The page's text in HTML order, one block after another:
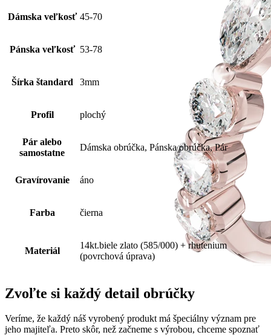
Dámska veľkosť 45-70
Pánska veľkosť 53-78
Šírka štandard 3mm
Profil plochý
Pár alebo
samostatne
Dámska obrúčka, Pánska obrúčka, Pár
Gravírovanie áno
Farba čierna
Materiál
14kt.biele zlato (585/000) + rhutenium
(povrchová úprava)
Zvoľte si každý detail obrúčky
Veríme, že každý náš vyrobený produkt má špeciálny význam pre
jeho majiteľa. Preto skôr, než začneme s výrobou, chceme spoznať